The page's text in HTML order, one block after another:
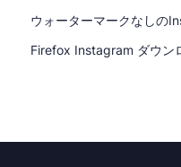
ウォーターマークなしの
Firefox Instagram ダウン